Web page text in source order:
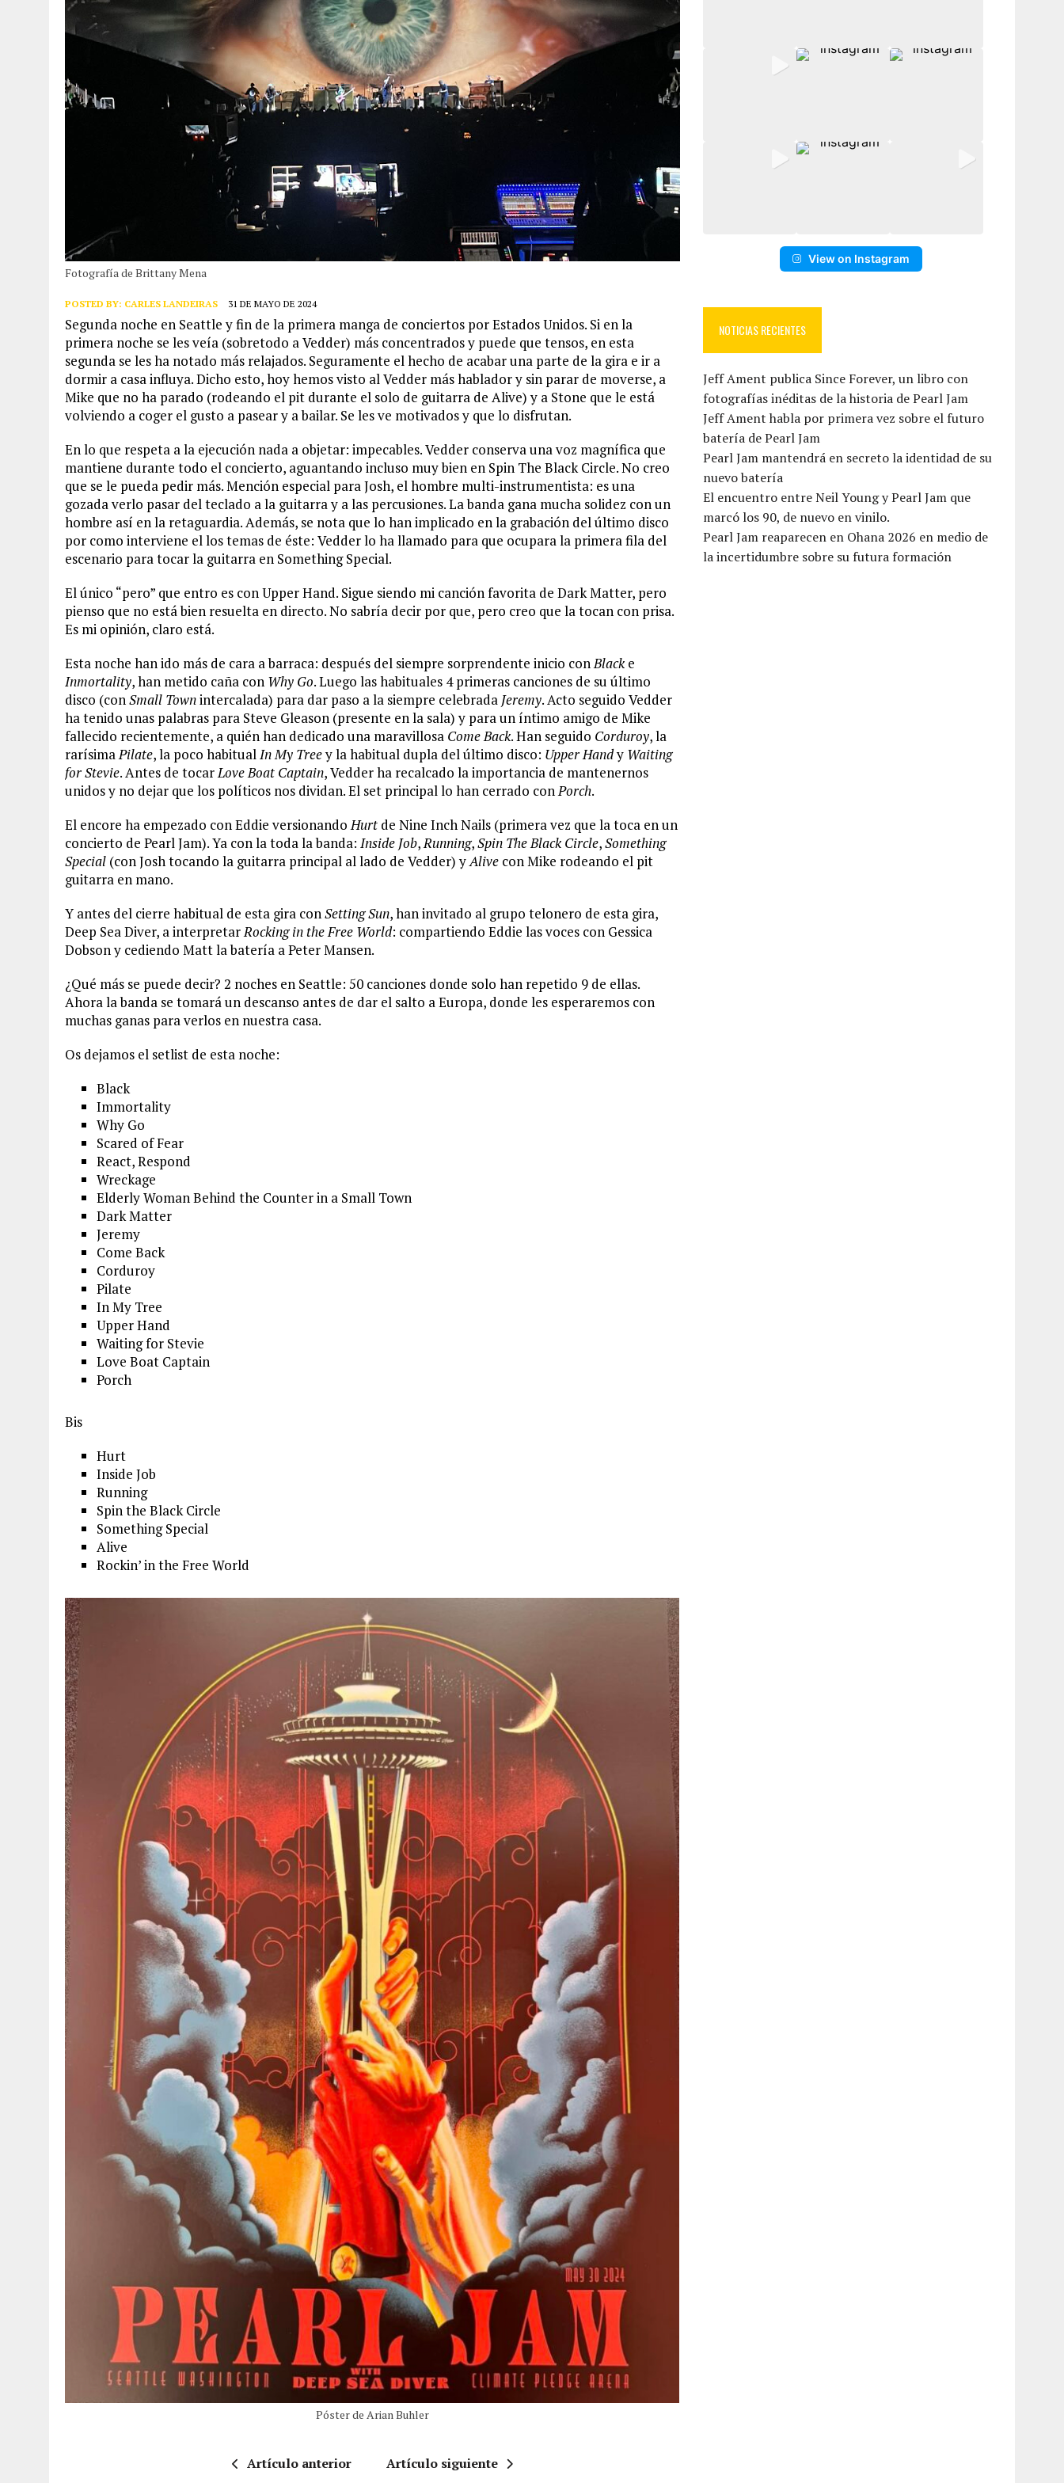
Fotografía de Brittany Mena
POSTED BY: CARLES LANDEIRAS 31 DE MAYO DE 2024
Segunda noche en Seattle y fin de la primera manga de conciertos por Estados Unidos. Si en la
primera noche se les veía (sobretodo a Vedder) más concentrados y puede que tensos, en esta
segunda se les ha notado más relajados. Seguramente el hecho de acabar una parte de la gira e ir a
dormir a casa influya. Dicho esto, hoy hemos visto al Vedder más hablador y sin parar de moverse, a
Mike que no ha parado (rodeando el pit durante el solo de guitarra de Alive) y a Stone que le está
volviendo a coger el gusto a pasear y a bailar. Se les ve motivados y que lo disfrutan.
En lo que respeta a la ejecución nada a objetar: impecables. Vedder conserva una voz magnífica que
mantiene durante todo el concierto, aguantando incluso muy bien en Spin The Black Circle. No creo
que se le pueda pedir más. Mención especial para Josh, el hombre multi-instrumentista: es una
gozada verlo pasar del teclado a la guitarra y a las percusiones. La banda gana mucha solidez con un
hombre así en la retaguardia. Además, se nota que lo han implicado en la grabación del último disco
por como interviene el los temas de éste: Vedder lo ha llamado para que ocupara la primera fila del
escenario para tocar la guitarra en Something Special.
El único “pero” que entro es con Upper Hand. Sigue siendo mi canción favorita de Dark Matter, pero
pienso que no está bien resuelta en directo. No sabría decir por que, pero creo que la tocan con prisa.
Es mi opinión, claro está.
Esta noche han ido más de cara a barraca: después del siempre sorprendente inicio conBlack e
Inmortality, han metido caña con Why Go. Luego las habituales 4 primeras canciones de su último
disco (conSmall Townintercalada) para dar paso a la siempre celebrada Jeremy. Acto seguido Vedder
ha tenido unas palabras para Steve Gleason (presente en la sala) y para un íntimo amigo de Mike
fallecido recientemente, a quién han dedicado una maravillosa Come Back. Han seguido Corduroy, la
rarísimaPilate, la poco habitualIn My Treey la habitual dupla del último disco: Upper Handy Waiting
for Stevie. Antes de tocarLove Boat Captain, Vedder ha recalcado la importancia de mantenernos
unidos y no dejar que los políticos nos dividan. El set principal lo han cerrado conPorch.
El encore ha empezado con Eddie versionandoHurt de Nine Inch Nails (primera vez que la toca en un
concierto de Pearl Jam). Ya con la toda la banda: Inside Job,Running,Spin The Black Circle,Something
Special (con Josh tocando la guitarra principal al lado de Vedder) yAlive con Mike rodeando el pit
guitarra en mano.
Y antes del cierre habitual de esta gira conSetting Sun, han invitado al grupo telonero de esta gira,
Deep Sea Diver, a interpretarRocking in the Free World: compartiendo Eddie las voces con Gessica
Dobson y cediendo Matt la batería a Peter Mansen.
¿Qué más se puede decir? 2 noches en Seattle: 50 canciones donde solo han repetido 9 de ellas.
Ahora la banda se tomará un descanso antes de dar el salto a Europa, donde les esperaremos con
muchas ganas para verlos en nuestra casa.
Os dejamos el setlist de esta noche:
Black
Immortality
Why Go
Scared of Fear
React, Respond
Wreckage
Elderly Woman Behind the Counter in a Small Town
Dark Matter
Jeremy
Come Back
Corduroy
Pilate
In My Tree
Upper Hand
Waiting for Stevie
Love Boat Captain
Porch
Bis
Hurt
Inside Job
Running
Spin the Black Circle
Something Special
Alive
Rockin’ in the Free World
Póster de Arian Buhler
Artículo anterior Artículo siguiente
View on Instagram
NOTICIAS RECIENTES
Jeff Ament publica Since Forever, un libro con
fotografías inéditas de la historia de Pearl Jam
Jeff Ament habla por primera vez sobre el futuro
batería de Pearl Jam
Pearl Jam mantendrá en secreto la identidad de su
nuevo batería
El encuentro entre Neil Young y Pearl Jam que
marcó los 90, de nuevo en vinilo.
Pearl Jam reaparecen en Ohana 2026 en medio de
la incertidumbre sobre su futura formación